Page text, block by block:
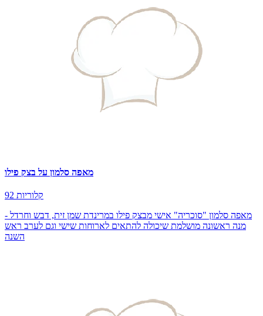
מאפה סלמון על בצק פילו
92 קלוריות
מאפה סלמון "סוכריה" אישי מבצק פילו במרינדת שמן זית, דבש וחרדל -
מנה ראשונה מושלמת שיכולה להתאים לארוחות שישי וגם לערב ראש
השנה